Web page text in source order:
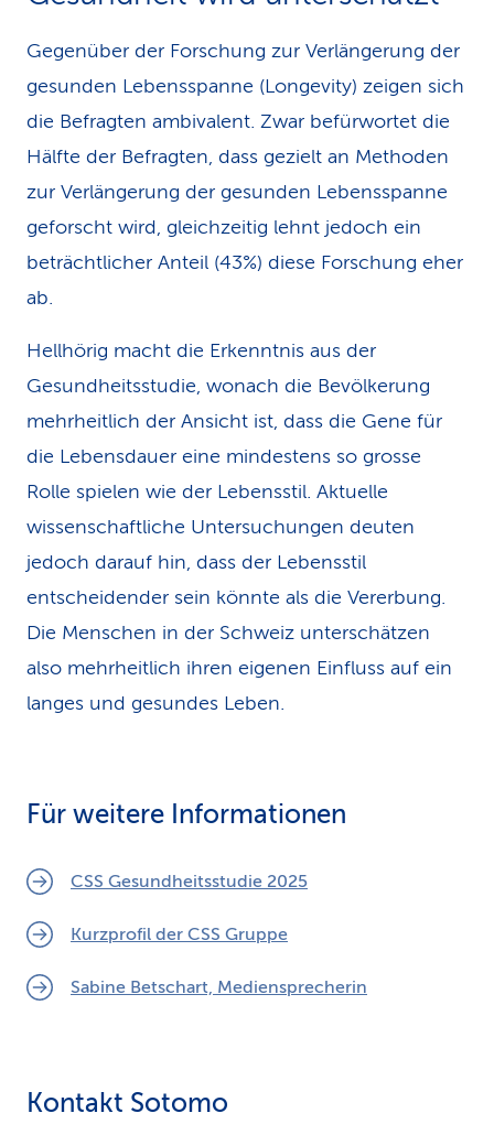
Gegenüber der Forschung zur Verlängerung der
gesunden Lebensspanne (Longevity) zeigen sich
die Befragten ambivalent. Zwar befürwortet die
Hälfte der Befragten, dass gezielt an Methoden
zur Verlängerung der gesunden Lebensspanne
geforscht wird, gleichzeitig lehnt jedoch ein
beträchtlicher Anteil (43%) diese Forschung eher
ab.
Hellhörig macht die Erkenntnis aus der
Gesundheitsstudie, wonach die Bevölkerung
mehrheitlich der Ansicht ist, dass die Gene für
die Lebensdauer eine mindestens so grosse
Rolle spielen wie der Lebensstil. Aktuelle
wissenschaftliche Untersuchungen deuten
jedoch darauf hin, dass der Lebensstil
entscheidender sein könnte als die Vererbung.
Die Menschen in der Schweiz unterschätzen
also mehrheitlich ihren eigenen Einfluss auf ein
langes und gesundes Leben.
Für weitere Informationen
CSS Gesundheitsstudie 2025
Kurzprofil der CSS Gruppe
Sabine Betschart, Mediensprecherin
Kontakt Sotomo